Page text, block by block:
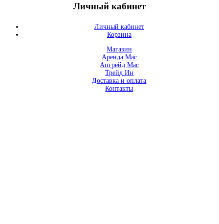
Личный кабинет
Личный кабинет
Корзина
Магазин
Аренда Mac
Апгрейд Mac
Трейд Ин
Доставка и оплата
Контакты